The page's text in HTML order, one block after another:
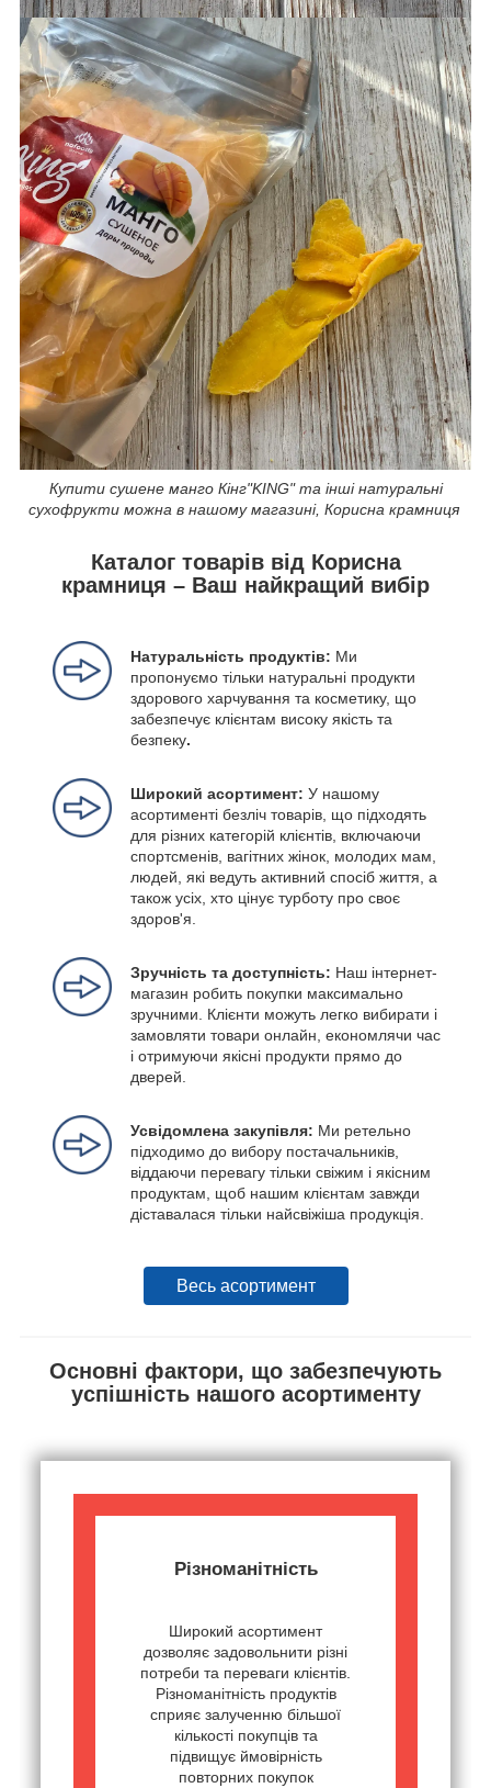
Купити сушене манго Кінг"KING" та інші натуральні
сухофрукти можна в нашому магазині, Корисна крамниця
Каталог товарів від Корисна
крамниця – Ваш найкращий вибір
Натуральність продуктів: Ми
пропонуємо тільки натуральні продукти
здорового харчування та косметику, що
забезпечує клієнтам високу якість та
безпеку.
Широкий асортимент: У нашому
асортименті безліч товарів, що підходять
для різних категорій клієнтів, включаючи
спортсменів, вагітних жінок, молодих мам,
людей, які ведуть активний спосіб життя, а
також усіх, хто цінує турботу про своє
здоров'я.
Зручність та доступність: Наш інтернет-
магазин робить покупки максимально
зручними. Клієнти можуть легко вибирати і
замовляти товари онлайн, економлячи час
і отримуючи якісні продукти прямо до
дверей.
Усвідомлена закупівля: Ми ретельно
підходимо до вибору постачальників,
віддаючи перевагу тільки свіжим і якісним
продуктам, щоб нашим клієнтам завжди
діставалася тільки найсвіжіша продукція.
Весь асортимент
Основні фактори, що забезпечують
успішність нашого асортименту
Різноманітність
Широкий асортимент
дозволяє задовольнити різні
потреби та переваги клієнтів.
Різноманітність продуктів
сприяє залученню більшої
кількості покупців та
підвищує ймовірність
повторних покупок